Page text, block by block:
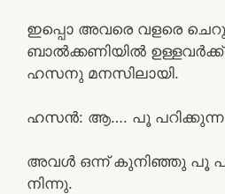
ഇപ്പൊ അവരെ വളരെ
ബാൽക്കണിയിൽ
ഹസനു മനസിലായി.
ഹസൻ: ആ…. പൂ പറിക്കുന്ന
അവൾ ഒന്ന് കുനിഞ്ഞു പൂ
നിന്നു.